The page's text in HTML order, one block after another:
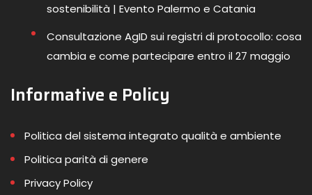
sostenibilità | Evento Palermo e Catania
Consultazione AgID sui registri di protocollo: cosa
cambia e come partecipare entro il 27 maggio
Informative e Policy
Politica del sistema integrato qualità e ambiente
Politica parità di genere
Privacy Policy